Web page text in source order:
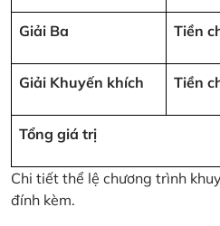
Giải Ba Tiền
Giải Khuyến khích Tiền
Tổng giá trị
Chi tiết thể lệ chương trình
đính kèm.